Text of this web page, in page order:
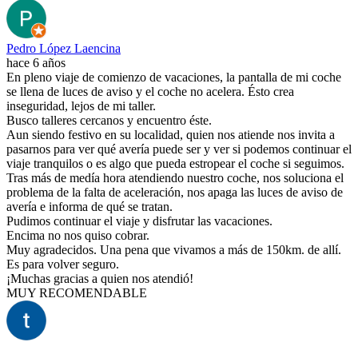
Pedro López Laencina
hace 6 años
En pleno viaje de comienzo de vacaciones, la pantalla de mi coche
se llena de luces de aviso y el coche no acelera. Ésto crea
inseguridad, lejos de mi taller.
Busco talleres cercanos y encuentro éste.
Aun siendo festivo en su localidad, quien nos atiende nos invita a
pasarnos para ver qué avería puede ser y ver si podemos continuar el
viaje tranquilos o es algo que pueda estropear el coche si seguimos.
Tras más de medía hora atendiendo nuestro coche, nos soluciona el
problema de la falta de aceleración, nos apaga las luces de aviso de
avería e informa de qué se tratan.
Pudimos continuar el viaje y disfrutar las vacaciones.
Encima no nos quiso cobrar.
Muy agradecidos. Una pena que vivamos a más de 150km. de allí.
Es para volver seguro.
¡Muchas gracias a quien nos atendió!
MUY RECOMENDABLE